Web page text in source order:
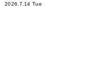
2026.7.14 Tue